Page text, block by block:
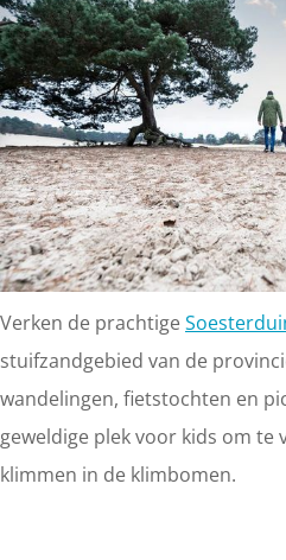
Verken de prachtige
stuifzandgebied van de
wandelingen, fietstochten en
geweldige plek voor kids om te
klimmen in de klimbomen.